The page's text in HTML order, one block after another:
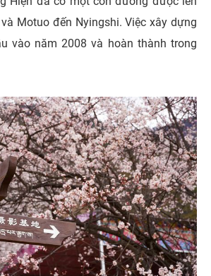
Motuo đến Nyingshi. Việc xây dựng
vào năm 2008 và hoàn thành trong